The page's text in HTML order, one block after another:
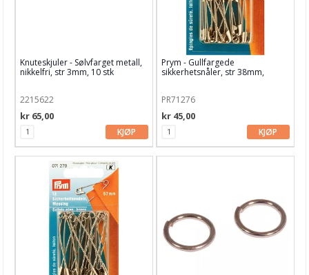
Julens produkter
Maling & Tusj
Papir, Kort & Konvolutt
Sjablong & Tilbehør
Smykkelaging
Anheng
Charms
Knuteskjuler - Sølvfarget metall,
nikkelfri, str 3mm, 10 stk
2215622
kr 65,00
KJØP
Prym - Gullfargede
sikkerhetsnåler, str 38mm,
PR71276
kr 45,00
KJØP